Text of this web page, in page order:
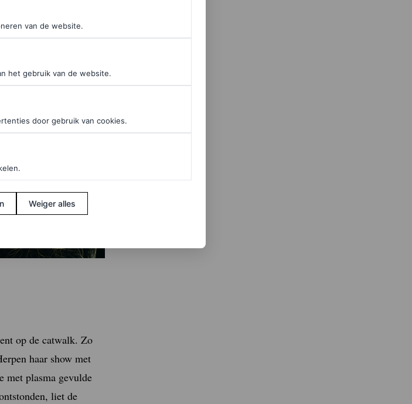
op de catwalk. Zo
haar show met
met plasma gevulde
liet de
van de website.
het gebruik van de website.
door gebruik van cookies.
Weiger alles